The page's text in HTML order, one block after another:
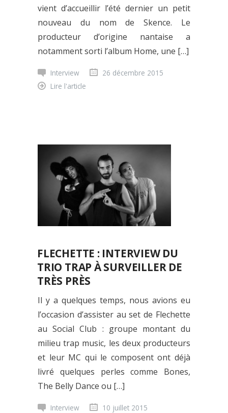
vient d’accueillir l’été dernier un petit
nouveau du nom de Skence. Le
producteur d’origine nantaise a
notamment sorti l’album Home, une […]
Interview
26 décembre 2015
Lire l'article
FLECHETTE : INTERVIEW DU
TRIO TRAP À SURVEILLER DE
TRÈS PRÈS
Il y a quelques temps, nous avions eu
l’occasion d’assister au set de Flechette
au Social Club : groupe montant du
milieu trap music, les deux producteurs
et leur MC qui le composent ont déjà
livré quelques perles comme Bones,
The Belly Dance ou […]
Interview
10 juillet 2015